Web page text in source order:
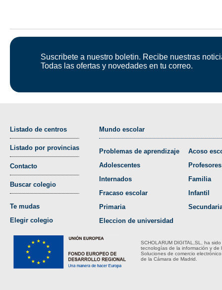
Suscribete a nuestro boletin. Recibe nuestras
Todas las ofertas y novedades en tu correo.
Listado de centros
Listado por provincias
Contacto
Buscar colegio
Te mudas
Elegir colegio
Mundo escolar
Problemas de aprendizaje
Adolescentes
Internados
Fracaso escolar
Primaria
Eleccion de universidad
Acoso
Profesores
Familia
Infantil
SCHOLARUM DIGITAL,SL, ha
tecnologías de la información y de
Soluciones de comercio
de la Cámara de Madrid.